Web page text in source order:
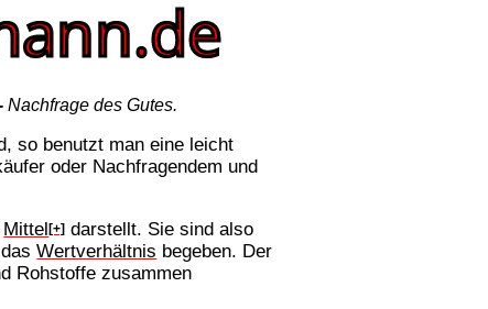
Nachfrage des Gutes.
so benutzt man eine leicht
oder Nachfragendem und
Mittel[+] darstellt. Sie sind also
dasWertverhältnis begeben. Der
Rohstoffe zusammen